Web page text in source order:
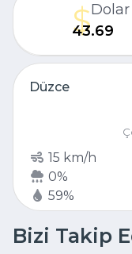
Dolar
43.69
Düzce
15 km/h
0%
59%
Bizi Takip